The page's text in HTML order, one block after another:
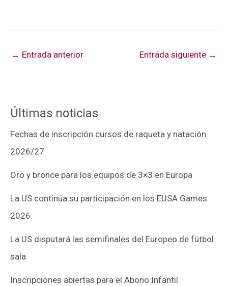
← Entrada anterior Entrada siguiente →
Últimas noticias
Fechas de inscripción cursos de raqueta y natación
2026/27
Oro y bronce para los equipos de 3×3 en Europa
La US continúa su participación en los EUSA Games
2026
La US disputará las semifinales del Europeo de fútbol
sala
Inscripciones abiertas para el Abono Infantil